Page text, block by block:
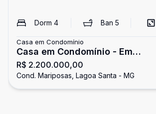
Dorm 4 Ban5
Casa em Condomínio
Casa em Condomínio - Em
Construção
R$ 2.200.000,00
Cond. Mariposas, Lagoa Santa - MG